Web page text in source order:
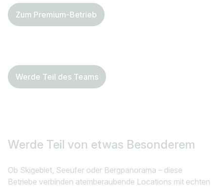
Zum Premium-Betrieb
Werde Teil des Teams
Werde Teil von etwas Besonderem
Ob Skigebiet, Seeufer oder Bergpanorama – diese
Betriebe verbinden atemberaubende Locations mit echten